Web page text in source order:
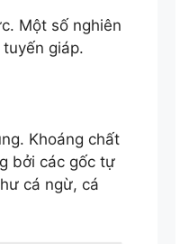
Một số nghiên
giáp.
Khoáng chất
bởi các gốc tự
cá ngừ, cá